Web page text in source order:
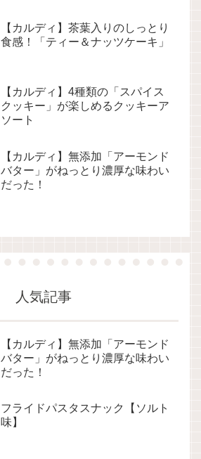
【カルディ】茶葉入りのしっとり
食感！「ティー＆ナッツケーキ」
【カルディ】4種類の「スパイス
クッキー」が楽しめるクッキーア
ソート
【カルディ】無添加「アーモンド
バター」がねっとり濃厚な味わい
だった！
人気記事
【カルディ】無添加「アーモンド
バター」がねっとり濃厚な味わい
だった！
フライドパスタスナック【ソルト
味】